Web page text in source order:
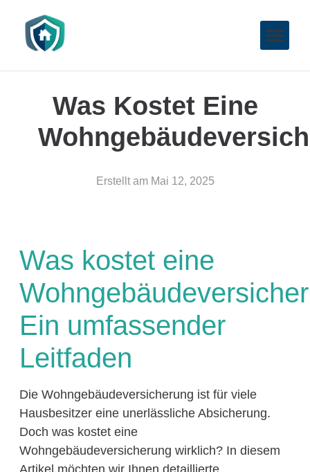
Was Kostet Eine
Erstellt am Mai 12, 2025
Was kostet eine
Ein umfassender
Leitfaden
Die Wohngebäudeversicherung ist für viele
Hausbesitzer eine unerlässliche Absicherung.
Doch was kostet eine
Wohngebäudeversicherung wirklich? In diesem